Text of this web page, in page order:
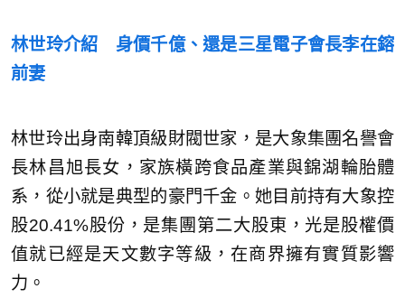
林世玲介紹 身價千億、還是三星電子會長李在鎔
前妻
林世玲出身南韓頂級財閥世家，是大象集團名譽會
長林昌旭長女，家族橫跨食品產業與錦湖輪胎體
系，從小就是典型的豪門千金。她目前持有大象控
股20.41%股份，是集團第二大股東，光是股權價
值就已經是天文數字等級，在商界擁有實質影響
力。